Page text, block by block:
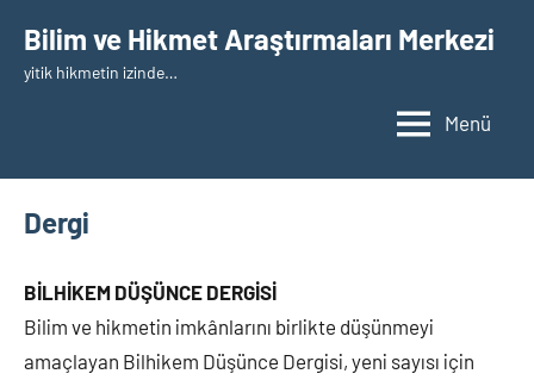
geçBilim ve Hikmet Araştırmaları Merkezi
yitik hikmetin izinde…
Menü
Dergi
BİLHİKEM DÜŞÜNCE DERGİSİ
Bilim ve hikmetin imkânlarını birlikte düşünmeyi
amaçlayan Bilhikem Düşünce Dergisi, yeni sayısı için